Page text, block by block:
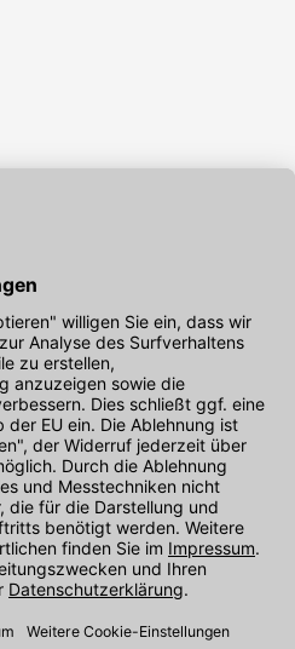
bis freitags von 08:00 - 17:00
/ 151-151für Sie erreichbar.
nutzen.
finden Sie